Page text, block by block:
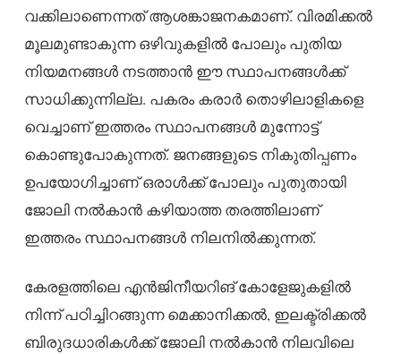
വക്കിലാണെന്നത് ആശങ്കാജനകമാണ്. വിരമിക്കൽ
മൂലമുണ്ടാകുന്ന ഒഴിവുകളിൽ പോലും പുതിയ
നിയമനങ്ങൾ നടത്താൻ ഈ സ്ഥാപനങ്ങൾക്ക്
സാധിക്കുന്നില്ല. പകരം കരാർ തൊഴിലാളികളെ
വെച്ചാണ് ഇത്തരം സ്ഥാപനങ്ങൾ മുന്നോട്ട്
കൊണ്ടുപോകുന്നത്. ജനങ്ങളുടെ നികുതിപ്പണം
ഉപയോഗിച്ചാണ് ഒരാൾക്ക് പോലും പുതുതായി
ജോലി നൽകാൻ കഴിയാത്ത തരത്തിലാണ്
ഇത്തരം സ്ഥാപനങ്ങൾ നിലനിൽക്കുന്നത്.
കേരളത്തിലെ എൻജിനീയറിങ് കോളേജുകളിൽ
നിന്ന് പഠിച്ചിറങ്ങുന്ന മെക്കാനിക്കൽ, ഇലക്ട്രിക്കൽ
ബിരുദധാരികൾക്ക് ജോലി നൽകാൻ നിലവിലെ